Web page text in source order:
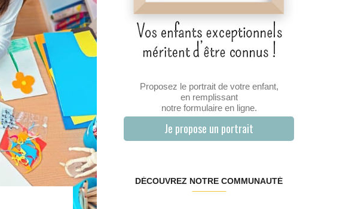
Proposez le portrait de votre enfant,
en remplissant
notre formulaire en ligne.
Je propose un portrait
DÉCOUVREZ NOTRE COMMUNAUTÉ